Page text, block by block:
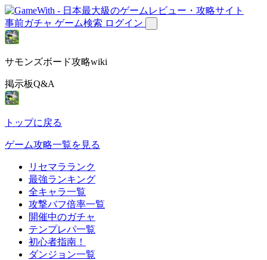
事前ガチャ ゲーム検索 ログイン
サモンズボード攻略wiki
掲示板Q&A
トップに戻る
ゲーム攻略一覧を見る
リセマラランク
最強ランキング
全キャラ一覧
攻撃バフ倍率一覧
開催中のガチャ
テンプレパ一覧
初心者指南！
ダンジョン一覧